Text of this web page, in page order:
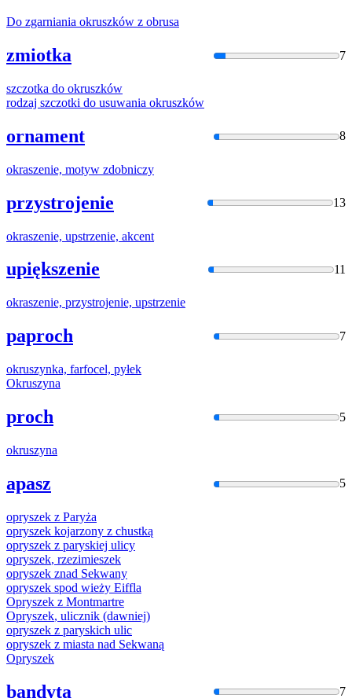
Do zgarniania okruszków z obrusa
zmiotka 7
szczotka do okruszków
rodzaj szczotki do usuwania okruszków
ornament 8
okraszenie, motyw zdobniczy
przystrojenie 13
okraszenie, upstrzenie, akcent
upiększenie 11
okraszenie, przystrojenie, upstrzenie
paproch 7
okruszynka, farfocel, pyłek
Okruszyna
proch 5
okruszyna
apasz 5
opryszek z Paryża
opryszek kojarzony z chustką
opryszek z paryskiej ulicy
opryszek, rzezimieszek
opryszek znad Sekwany
opryszek spod wieży Eiffla
Opryszek z Montmartre
Opryszek, ulicznik (dawniej)
opryszek z paryskich ulic
opryszek z miasta nad Sekwaną
Opryszek
bandyta 7